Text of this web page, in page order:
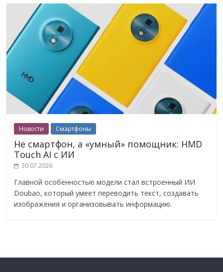
Новости Смартфоны
Не смартфон, а «умный» помощник: HMD
Touch AI с ИИ
30.07.2026
Главной особенностью модели стал встроенный ИИ
Doubao, который умеет переводить текст, создавать
изображения и организовывать информацию.